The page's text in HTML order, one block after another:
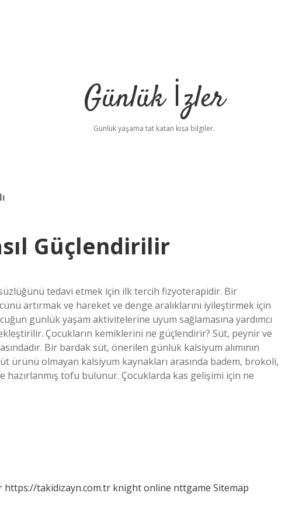
Günlük İzler
Günlük yaşama tat katan kısa bilgiler.
Güçlendirilir
tedavi etmek için ilk tercih fizyoterapidir. Bir
artırmak ve hareket ve denge aralıklarını iyileştirmek için
günlük yaşam aktivitelerine uyum sağlamasına yardımcı
Çocukların kemiklerini ne güçlendirir? Süt, peynir ve
Bir bardak süt, önerilen günlük kalsiyum alımının
ürünü olmayan kalsiyum kaynakları arasında badem, brokoli,
tofu bulunur. Çocuklarda kas gelişimi için ne
https://takidizayn.com.tr knight online nttgame Sitemap